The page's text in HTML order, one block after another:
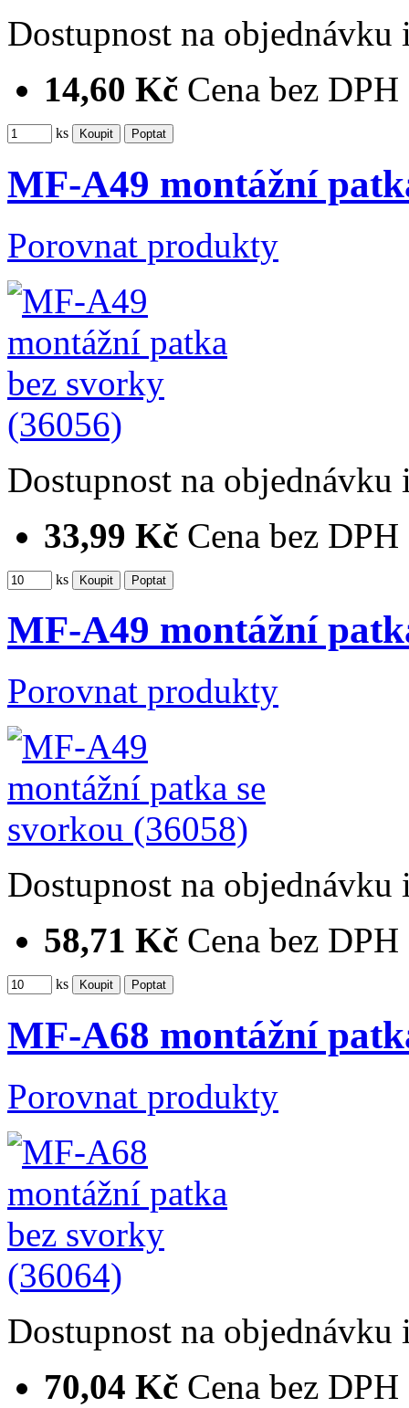
Dostupnost na objednávku
14,60 Kč Cena bez DPH
ks
MF-A49 montážní
Porovnat produkty
Dostupnost na objednávku
33,99 Kč Cena bez DPH
ks
MF-A49 montážní
Porovnat produkty
Dostupnost na objednávku
58,71 Kč Cena bez DPH
ks
MF-A68 montážní
Porovnat produkty
Dostupnost na objednávku
70,04 Kč Cena bez DPH